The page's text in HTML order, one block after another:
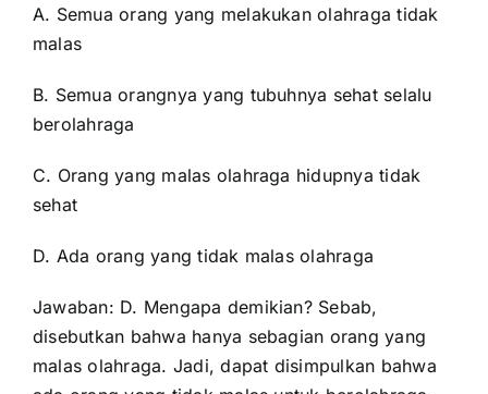
A. Semua orang yang melakukan olahraga tidak
malas
B. Semua orangnya yang tubuhnya sehat selalu
berolahraga
C. Orang yang malas olahraga hidupnya tidak
sehat
D. Ada orang yang tidak malas olahraga
Jawaban: D. Mengapa demikian? Sebab,
disebutkan bahwa hanya sebagian orang yang
malas olahraga. Jadi, dapat disimpulkan bahwa